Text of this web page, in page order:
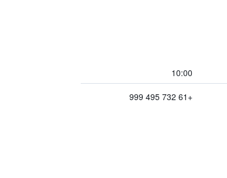
10:00
+61 732 495 999